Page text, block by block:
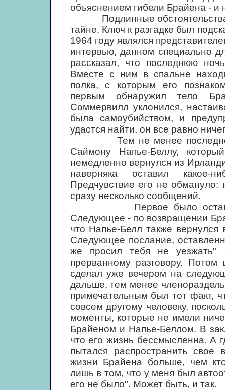
объяснением гибели Брайена - и
Подлинные обстоятельства
тайне. Ключ к разгадке был
1964 году являлся
интервью, данном специально
рассказал, что последнюю
Вместе с ним в спальне
полка, с которым его
первым обнаружил тело
Соммервилл уклонился,
была самоубийством, и
удастся найти, он все равно
Тем не менее последнее
Саймону Напье-Беллу,
немедленно вернулся из
наверняка оставил какое-
Предчувствие его не обмануло:
сразу несколько сообщений.
Первое было оставлено
Следующее - по возвращении
что Напье-Белл также вернулся
Следующее послание,
же просил тебя не уезжать"
прерванному разговору.
сделал уже вечером на
дальше, тем менее
примечательным был тот факт,
совсем другому человеку,
моменты, которые не имели
Брайеном и Напье-Беллом. В
что его жизнь бессмысленна. А
пытался распространить свое
жизни Брайена больше, чем
лишь в том, что у меня был
его не было". Может быть, и так.